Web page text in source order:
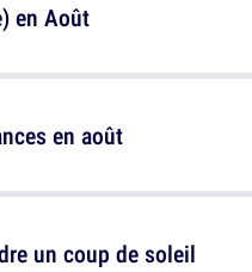
en Août
un coup de soleil
en août